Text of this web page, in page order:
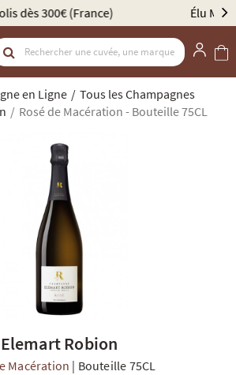
Champagne par Gault & Millau
en Ligne
Tous les Champagnes
Rosé de Macération - Bouteille 75CL
Elemart Robion
Macération | Bouteille 75CL